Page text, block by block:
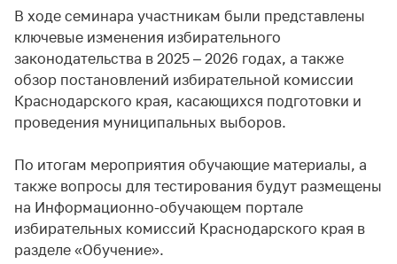
В ходе семинара участникам были представлены
ключевые изменения избирательного
законодательства в 2025 – 2026 годах, а также
обзор постановлений избирательной комиссии
Краснодарского края, касающихся подготовки и
проведения муниципальных выборов.
По итогам мероприятия обучающие материалы, а
также вопросы для тестирования будут размещены
на Информационно-обучающем портале
избирательных комиссий Краснодарского края в
разделе «Обучение».